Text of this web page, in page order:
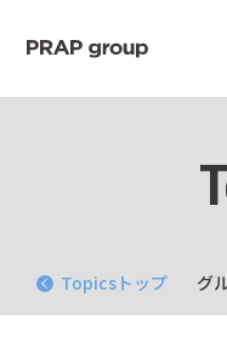
グ
Topicsトップ